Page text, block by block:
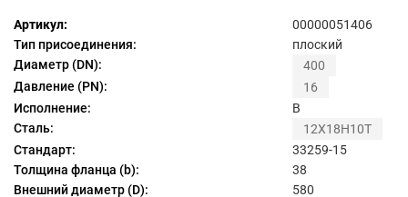
Артикул:
00000051406
Тип присоединения:
плоский
Диаметр (DN):
400
Давление (PN):
16
Исполнение:
B
Сталь:
12Х18Н10Т
Стандарт:
33259-15
Толщина фланца (b):
38
Внешний диаметр (D):
580